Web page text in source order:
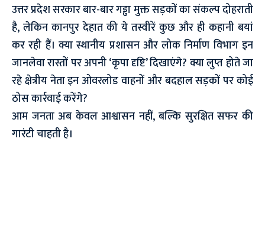
उत्तर प्रदेश सरकार बार-बार गड्ढा मुक्त सड़कों का संकल्प दोहराती
है, लेकिन कानपुर देहात की ये तस्वीरें कुछ और ही कहानी बयां
कर रही हैं। क्या स्थानीय प्रशासन और लोक निर्माण विभाग इन
जानलेवा रास्तों पर अपनी ‘कृपा दृष्टि’ दिखाएंगे? क्या लुप्त होते जा
रहे क्षेत्रीय नेता इन ओवरलोड वाहनों और बदहाल सड़कों पर कोई
ठोस कार्रवाई करेंगे?
आम जनता अब केवल आश्वासन नहीं, बल्कि सुरक्षित सफर की
गारंटी चाहती है।